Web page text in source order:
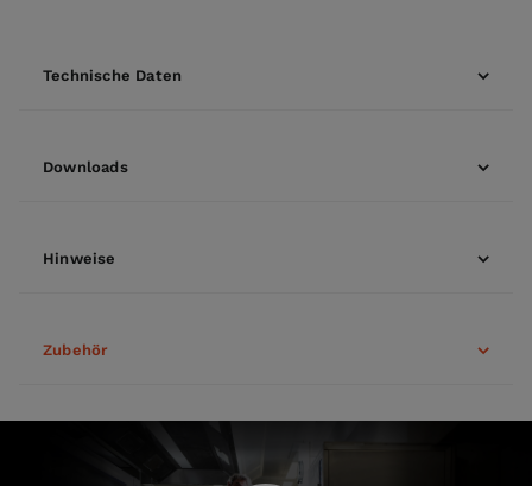
Technische Daten
Downloads
Hinweise
Zubehör